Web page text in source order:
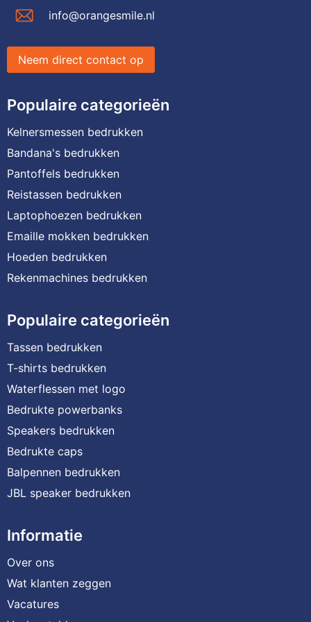
info@orangesmile.nl
Neem direct contact op
Populaire categorieën
Kelnersmessen bedrukken
Bandana's bedrukken
Pantoffels bedrukken
Reistassen bedrukken
Laptophoezen bedrukken
Emaille mokken bedrukken
Hoeden bedrukken
Rekenmachines bedrukken
Populaire categorieën
Tassen bedrukken
T-shirts bedrukken
Waterflessen met logo
Bedrukte powerbanks
Speakers bedrukken
Bedrukte caps
Balpennen bedrukken
JBL speaker bedrukken
Informatie
Over ons
Wat klanten zeggen
Vacatures